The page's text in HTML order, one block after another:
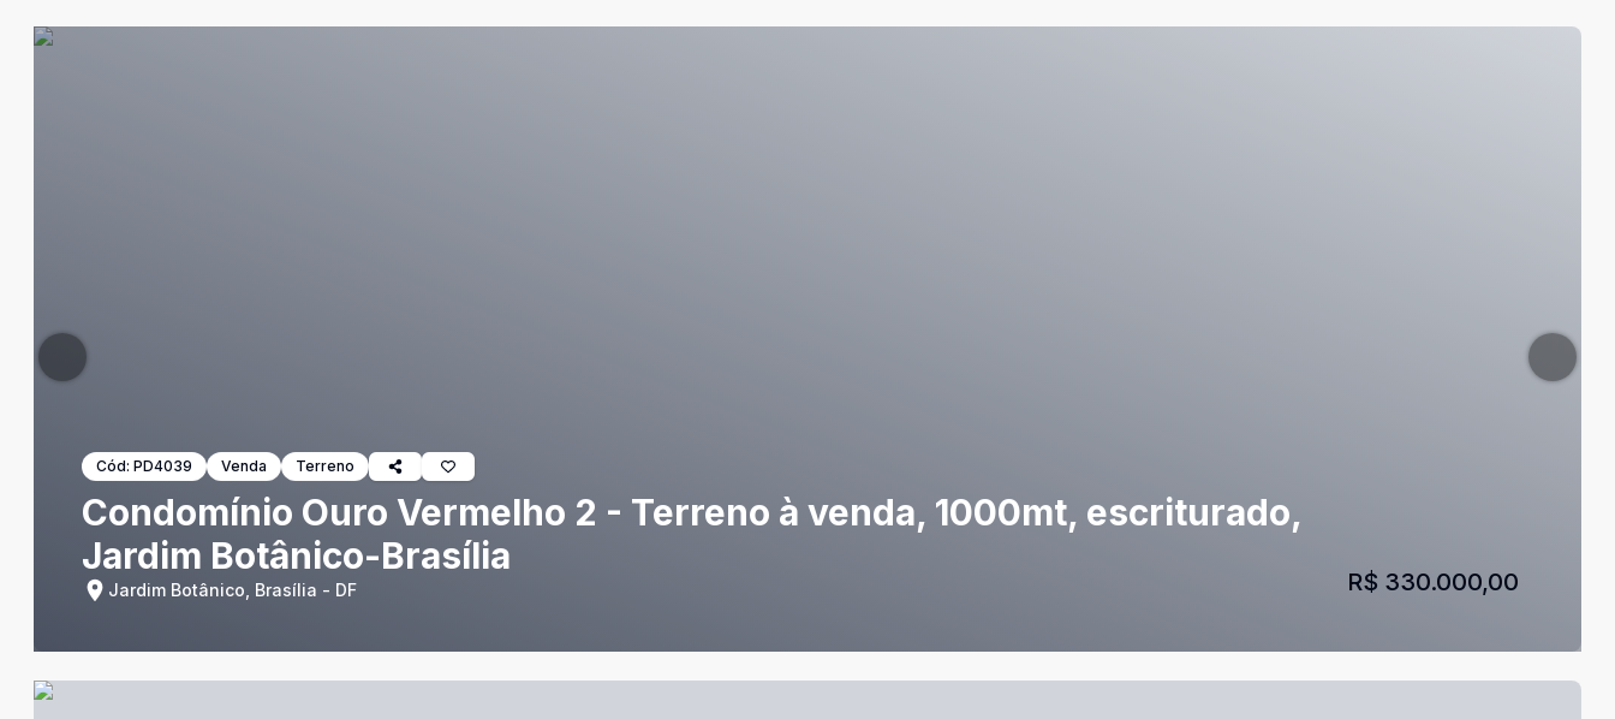
Cód: PD4039 Venda Terreno
Condomínio Ouro Vermelho 2 - Terreno à venda, 1000mt, escriturado,
Jardim Botânico-Brasília
Jardim Botânico, Brasília - DF R$ 330.000,00